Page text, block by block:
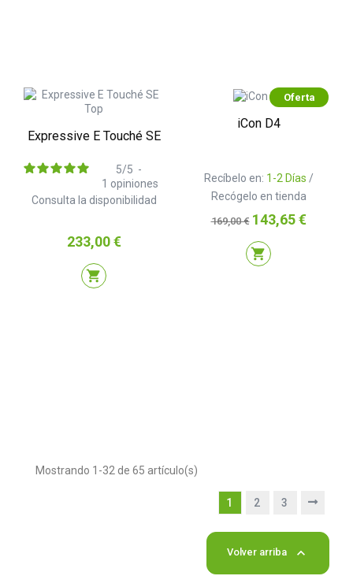
Expressive E Touché SE
Consulta la disponibilidad
5/5 -
1 opiniones
Precio
233,00 €
shopping_cart
Oferta
iCon D4
Recíbelo en: 1-2 Días /
Recógelo en tienda
Precio
base
169,00 € Precio
143,65 €
shopping_cart
Mostrando 1-32 de 65 artículo(s)
1 2 3
Volver arriba 